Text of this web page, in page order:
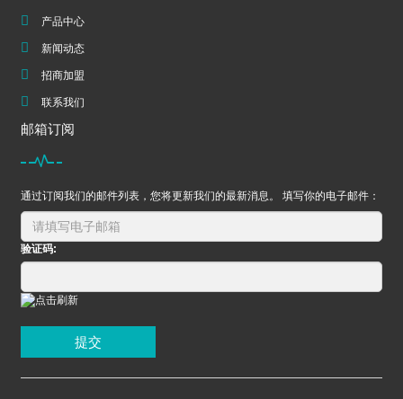
产品中心
新闻动态
招商加盟
联系我们
邮箱订阅
通过订阅我们的邮件列表，您将更新我们的最新消息。 填写你的电子邮件：
验证码:
提交